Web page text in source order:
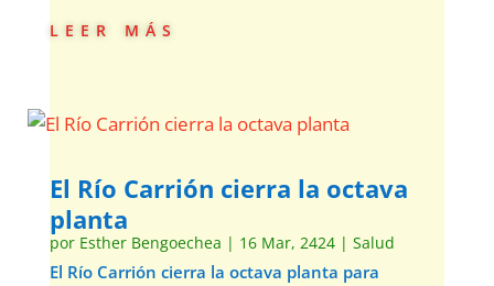
leer más
El Río Carrión cierra la octava
planta
por Esther Bengoechea | 16 Mar, 2424| Salud
El Río Carrión cierra la octava planta para